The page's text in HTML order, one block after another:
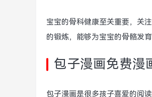
宝宝的骨科健康至关重要，关
的锻炼，能够为宝宝的骨骼发
包子漫画免费漫
包子漫画是很多孩子喜爱的阅